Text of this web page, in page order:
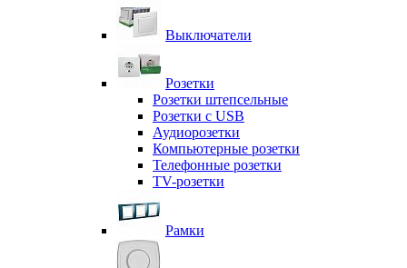
Выключатели
Розетки
Розетки штепсельные
Розетки с USB
Аудиорозетки
Компьютерные розетки
Телефонные розетки
TV-розетки
Рамки